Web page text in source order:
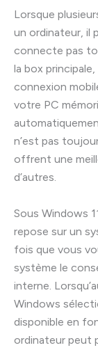
Lorsque
un ordinateur, il
connecte pas
la box
connexion
votre PC
n’est pas
offrent une
d’autres.
Sous Windows
repose sur un
fois que vous
système le
interne.
Windows
disponible en
ordinateur peut